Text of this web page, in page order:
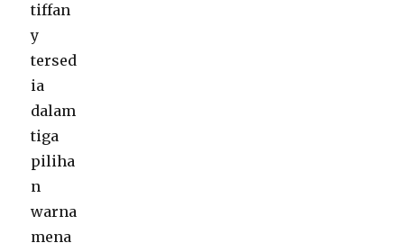
tiffan
y
tersed
ia
dalam
tiga
piliha
n
warna
mena